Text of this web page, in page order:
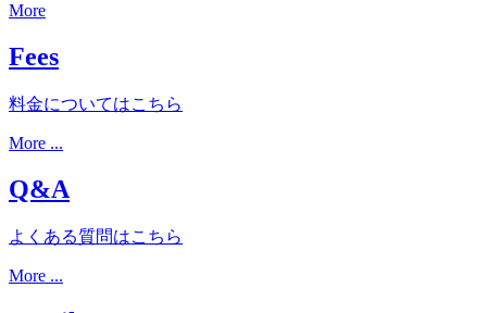
More
Fees
料金についてはこちら
More ...
Q&A
よくある質問はこちら
More ...